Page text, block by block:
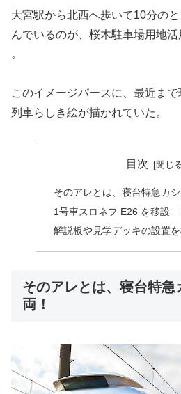
大宮駅から北西へ歩いて10分の
んでいるのが、桜木駐車場用地
。
このイメージパースに、最近ま
列車らしき絵が描かれていた。
目次
そのアレとは、寝台特急カ
1号車スロネフ E26 を移設
解説板や見学デッキの設置
そのアレとは、寝台特急
両！